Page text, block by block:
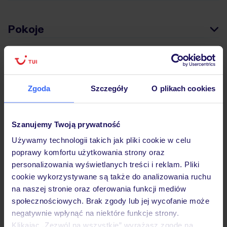
Zgoda Szczegóły O plikach cookies
Szanujemy Twoją prywatność
Używamy technologii takich jak pliki cookie w celu
poprawy komfortu użytkowania strony oraz
personalizowania wyświetlanych treści i reklam. Pliki
cookie wykorzystywane są także do analizowania ruchu
na naszej stronie oraz oferowania funkcji mediów
społecznościowych. Brak zgody lub jej wycofanie może
negatywnie wpłynąć na niektóre funkcje strony.
Klikając „Zezwól na wszystkie” wyrażasz zgodę na
Pokoje
Wyżywienie
Atrakcje
Ważne informacje
Często zadawane pytania
Jak zmienić uczestników/osobę zgłaszającą?
Czy w Hotelu będzie przedstawiciel TUI?